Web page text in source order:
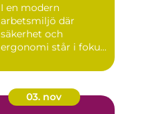
I en modern
arbetsmiljö där
säkerhet och
ergonomi står i fokus,
03. nov